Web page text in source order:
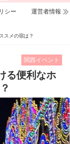
シー 運営者情報
スメの宿は？
関西イベント
る便利なホ